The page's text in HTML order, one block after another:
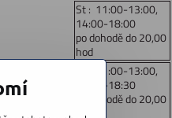
St : 11:00-13:00,
14:00-18:00
po dohodě do 20,00
hod
Čt: 11:00-13:00,
14:00-18:30
po dohodě do 20,00
hod